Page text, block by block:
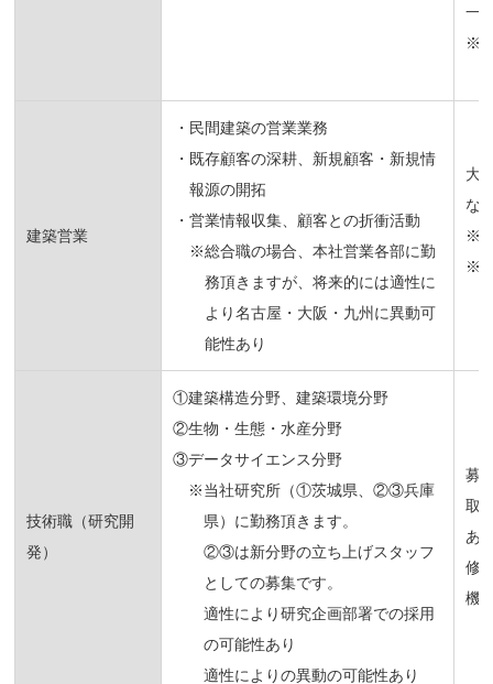
一
※
建築営業
・民間建築の営業業務
・既存顧客の深耕、新規顧客・新規情
報源の開拓
・営業情報収集、顧客との折衝活動
※総合職の場合、本社営業各部に勤
務頂きますが、将来的には適性に
より名古屋・大阪・九州に異動可
能性あり
大
な
※
※
技術職（研究開
発）
①建築構造分野、建築環境分野
②生物・生態・水産分野
③データサイエンス分野
※当社研究所（①茨城県、②③兵庫
県）に勤務頂きます。
②③は新分野の立ち上げスタッフ
としての募集です。
適性により研究企画部署での採用
の可能性あり
適性によりの異動の可能性あり
募
取
あ
修
機